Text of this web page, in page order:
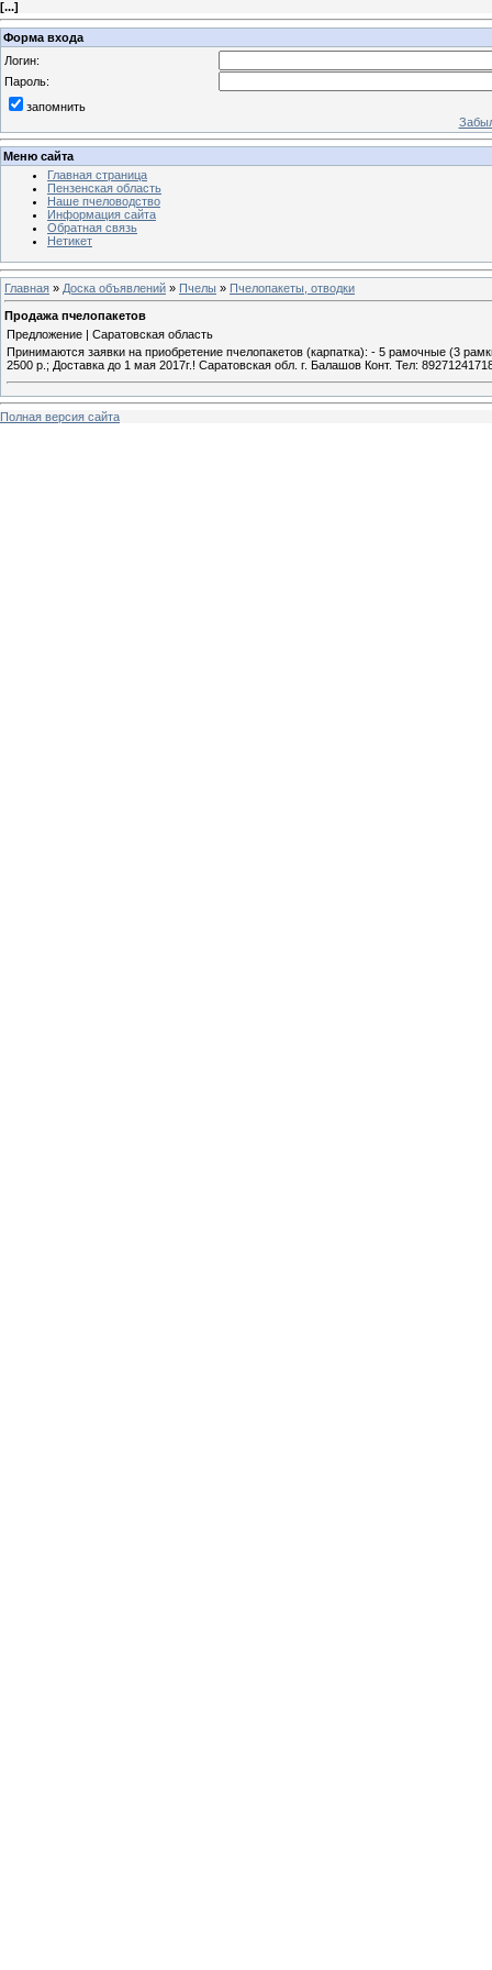
[...]
Форма входа
Логин:
Пароль:
запомнить
Меню сайта
Главная страница
Пензенская область
Наше пчеловодство
Информация сайта
Обратная связь
Нетикет
Главная » Доска объявлений » Пчелы » Пчелопакеты, отводки
Продажа пчелопакетов
Предложение | Саратовская область
Принимаются заявки на приобретение пчелопакетов (карпатка): - 5 рамочные (3
2500 р.; Доставка до 1 мая 2017г.! Саратовская обл. г. Балашов Конт. Тел:
Полная версия сайта